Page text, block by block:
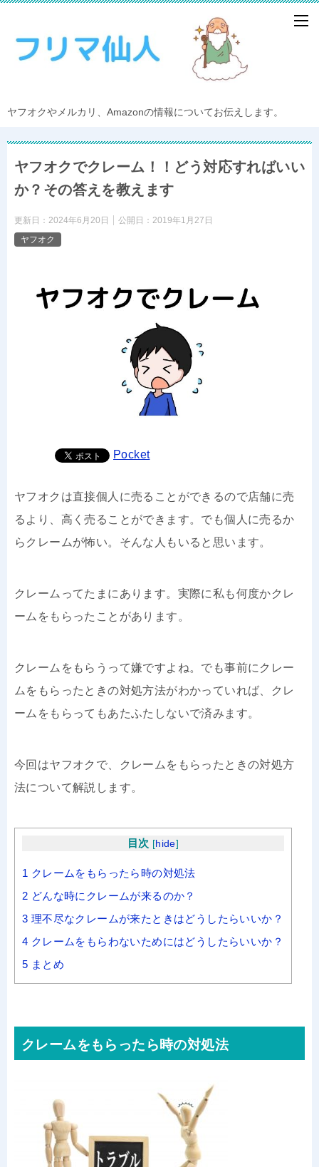
ヤフオクやメルカリ、Amazonの情報についてお伝えします。
ヤフオクでクレーム！！どう対応すればいい
か？その答えを教えます
更新日： 2024年6月20日 公開日： 2019年1月27日
ヤフオク
Pocket
ヤフオクは直接個人に売ることができるので店舗に売
るより、高く売ることができます。でも個人に売るか
らクレームが怖い。そんな人もいると思います。
クレームってたまにあります。実際に私も何度かクレ
ームをもらったことがあります。
クレームをもらうって嫌ですよね。でも事前にクレー
ムをもらったときの対処方法がわかっていれば、クレ
ームをもらってもあたふたしないで済みます。
今回はヤフオクで、クレームをもらったときの対処方
法について解説します。
目次 [hide]
1 クレームをもらったら時の対処法
2 どんな時にクレームが来るのか？
3 理不尽なクレームが来たときはどうしたらいいか？
4 クレームをもらわないためにはどうしたらいいか？
5 まとめ
クレームをもらったら時の対処法